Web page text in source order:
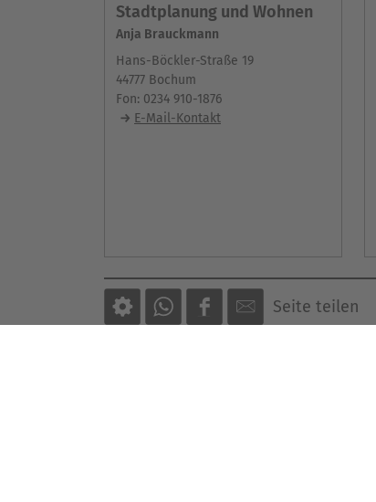
Stadtplanung und Wohnen
Anja Brauckmann
Hans-Böckler-Straße 19
44777 Bochum
Fon: 0234 910-1876
E-Mail-Kontakt
Seite teilen